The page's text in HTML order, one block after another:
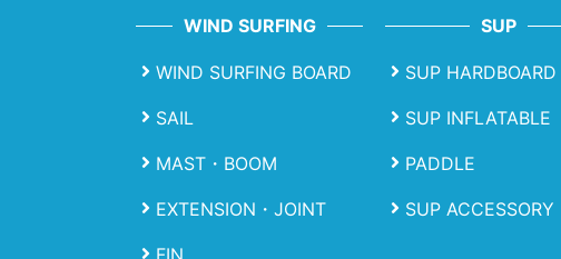
WIND SURFING
WIND SURFING BOARD
SAIL
MAST・BOOM
EXTENSION・JOINT
FIN
SUP
SUP HARDBOARD
SUP INFLATABLE
PADDLE
SUP ACCESSORY